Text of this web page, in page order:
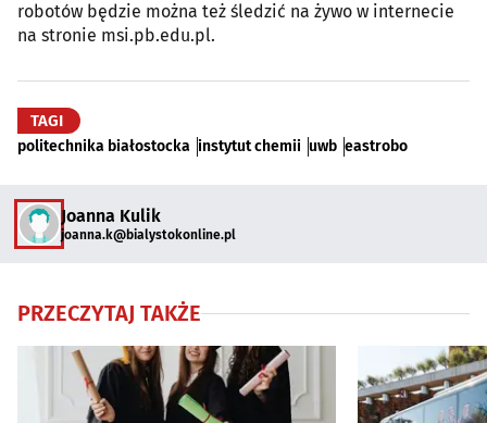
robotów będzie można też śledzić na żywo w internecie
na stronie msi.pb.edu.pl.
TAGI
politechnika białostocka instytut chemii uwb eastrobo
Joanna Kulik
joanna.k@bialystokonline.pl
PRZECZYTAJ TAKŻE